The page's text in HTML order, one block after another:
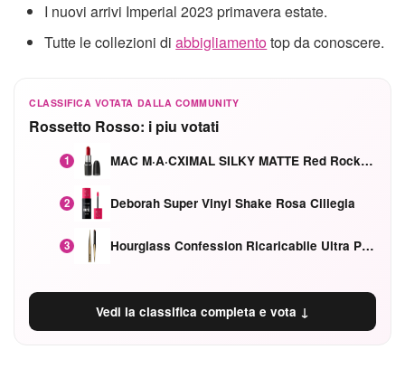
I nuovi arrivi Imperial 2023 primavera estate.
Tutte le collezioni diabbigliamentotop da conoscere.
CLASSIFICA VOTATA DALLA COMMUNITY
Rossetto Rosso: i piu votati
1 MAC M·A·CXIMAL SILKY MATTE Red Rock mat
2 Deborah Super Vinyl Shake Rosa Ciliegia
3 Hourglass Confession Ricaricabile Ultra Preciso Ad Alta Intensità Secretly Classic Red
Vedi la classifica completa e vota ↓